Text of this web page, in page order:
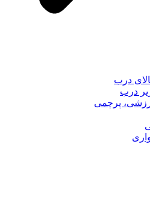
درب
درب
پرچمی